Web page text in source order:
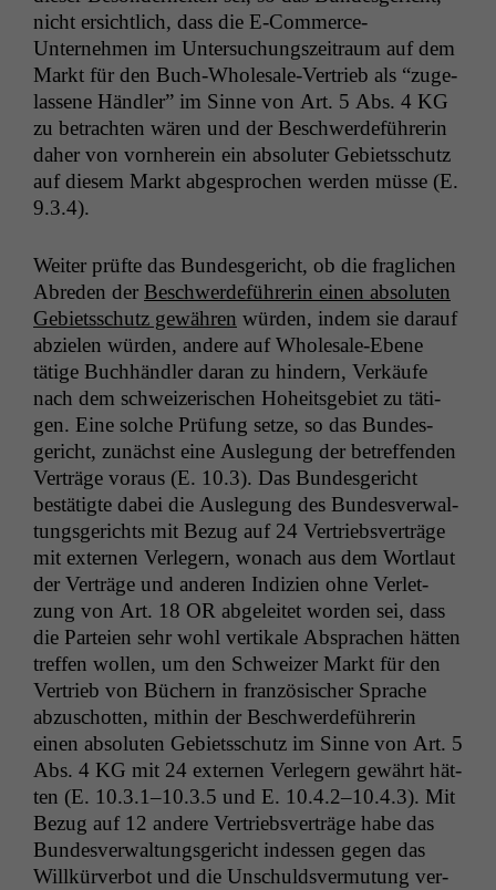
nicht ersichtlich, dass die E‑Com­merce-
Unternehmen im Unter­suchungszeitraum auf dem
Markt für den Buch-Whole­sale-Ver­trieb als “zuge­
lassene Händler” im Sinne von Art. 5 Abs. 4 KG
zu betra­cht­en wären und der Beschw­erde­führerin
daher von vorn­here­in ein absoluter Gebi­etss­chutz
auf diesem Markt abge­sprochen wer­den müsse (E.
9.3.4).
Weit­er prüfte das Bun­des­gericht, ob die fraglichen
Abre­den der Beschw­erde­führerin einen absoluten
Gebi­etss­chutz gewähren wür­den, indem sie darauf
abzie­len wür­den, andere auf Whole­sale-Ebene
tätige Buch­händler daran zu hin­dern, Verkäufe
nach dem schweiz­erischen Hoheits­ge­bi­et zu täti­
gen. Eine solche Prü­fung set­ze, so das Bun­des­
gericht, zunächst eine Ausle­gung der betr­e­f­fend­en
Verträge voraus (E. 10.3). Das Bun­des­gericht
bestätigte dabei die Ausle­gung des Bun­desver­wal­
tungs­gerichts mit Bezug auf 24 Ver­trieb­sverträge
mit exter­nen Ver­legern, wonach aus dem Wort­laut
der Verträge und anderen Indizien ohne Ver­let­
zung von Art. 18 OR abgeleit­et wor­den sei, dass
die Parteien sehr wohl ver­tikale Absprachen hät­ten
tre­f­fen wollen, um den Schweiz­er Markt für den
Ver­trieb von Büch­ern in franzö­sis­ch­er Sprache
abzuschot­ten, mithin der Beschw­erde­führerin
einen absoluten Gebi­etss­chutz im Sinne von Art. 5
Abs. 4 KG mit 24 exter­nen Ver­legern gewährt hät­
ten (E. 10.3.1–10.3.5 und E. 10.4.2–10.4.3). Mit
Bezug auf 12 andere Ver­trieb­sverträge habe das
Bun­desver­wal­tungs­gericht indessen gegen das
Willkürver­bot und die Unschuldsver­mu­tung ver­
Funktionalität
Einige
Funktionen auf
dieser Website
sind optional.
Wenn Sie
diese Option
Website nicht
zu 100%
funktionieren.
Marketing
Wir speichern
anonyme Daten ab,
um interne
marketingtechnische
Auswertungen
durchführen zu
können. Diese helfen
uns, unsere Website
zu verbessern.